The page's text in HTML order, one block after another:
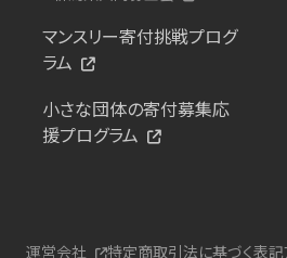
マンスリー寄付挑戦プログ
ラム
小さな団体の寄付募集応
援プログラム
運営会社 特定商取引法に基づく表記